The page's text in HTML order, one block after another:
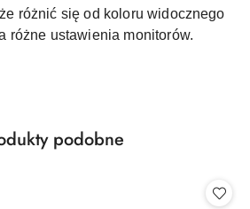
różnić się od koloru widocznego
różne ustawienia monitorów.
podobne